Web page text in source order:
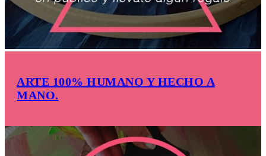
ARTE 100% HUMANO Y HECHO A
MANO.